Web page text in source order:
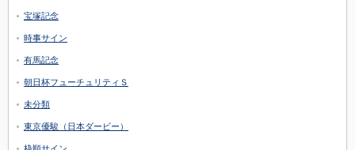
宝塚記念
時事サイン
有馬記念
朝日杯フューチュリティＳ
未分類
東京優駿（日本ダービー）